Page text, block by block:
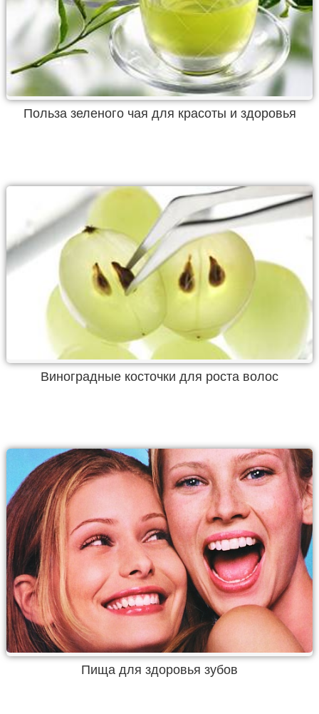
Польза зеленого чая для красоты и здоровья
Виноградные косточки для роста волос
Пища для здоровья зубов